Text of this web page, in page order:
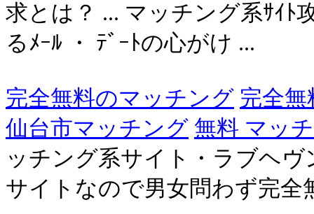
求とは？ ... マッチング系ｻｲﾄ
るﾒｰﾙ ・ ﾃﾞｰﾄの心がけ ...
完全無料のマッチング 完全
仙台市マッチング 無料 マッ
ッチング系サイト・ラブヘ
サイトなので男女問わず完全